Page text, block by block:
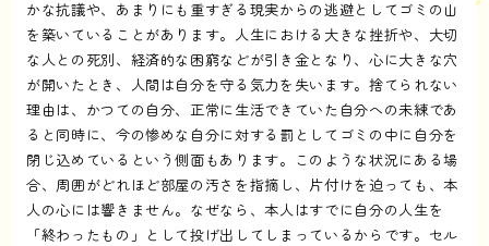
かな抗議や、あまりにも重すぎる現実からの逃避としてゴミの山
を築いていることがあります。人生における大きな挫折や、大切
な人との死別、経済的な困窮などが引き金となり、心に大きな穴
が開いたとき、人間は自分を守る気力を失います。捨てられない
理由は、かつての自分、正常に生活できていた自分への未練であ
ると同時に、今の惨めな自分に対する罰としてゴミの中に自分を
閉じ込めているという側面もあります。このような状況にある場
合、周囲がどれほど部屋の汚さを指摘し、片付けを迫っても、本
人の心には響きません。なぜなら、本人はすでに自分の人生を
「終わったもの」として投げ出してしまっているからです。セル